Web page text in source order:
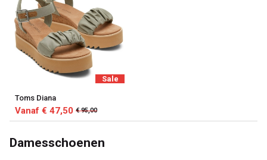
Sale
Toms Diana
Vanaf € 47,50 € 95,00
Damesschoenen